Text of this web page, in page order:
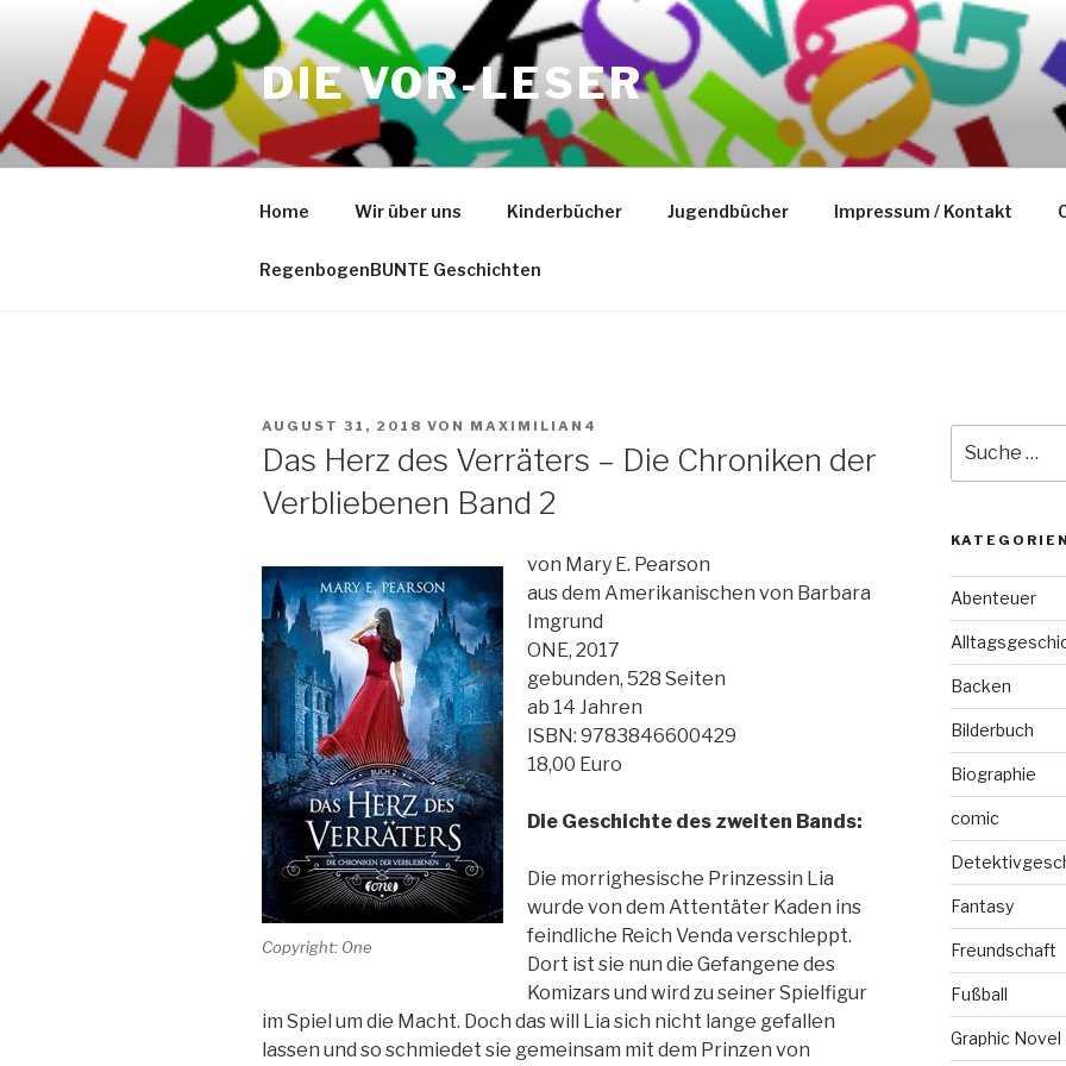
springen
DIE VOR-LESER
Home Wir über uns Kinderbücher Jugendbücher Impressum / Kontakt
RegenbogenBUNTE Geschichten
VERÖFFENTLICHT
AUGUST 31, 2018 VON MAXIMILIAN4
Das Herz des Verräters – Die Chroniken der
Verbliebenen Band 2
Copyright: One
von Mary E. Pearson
aus dem Amerikanischen von Barbara
Imgrund
ONE, 2017
gebunden, 528 Seiten
ab 14 Jahren
ISBN: 9783846600429
18,00 Euro
Die Geschichte des zweiten Bands:
Die morrighesische Prinzessin Lia
wurde von dem Attentäter Kaden ins
feindliche Reich Venda verschleppt.
Dort ist sie nun die Gefangene des
Komizars und wird zu seiner Spielfigur
im Spiel um die Macht. Doch das will Lia sich nicht lange gefallen
lassen und so schmiedet sie gemeinsam mit dem Prinzen von
nach:
KATEGORIEN
Abenteuer
Backen
Bilderbuch
Biographie
comic
Fantasy
Freundschaft
Fußball
Graphic Novel